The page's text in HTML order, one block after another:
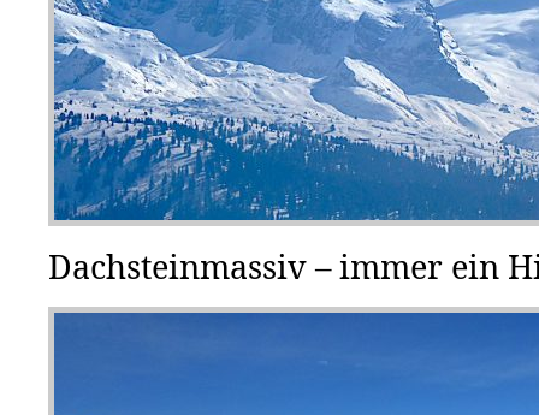
Dachsteinmassiv – immer ein